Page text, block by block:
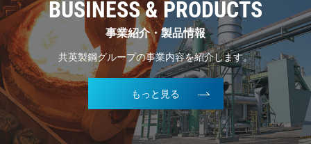
BUSINESS & PRODUCTS
事業紹介・製品情報
共英製鋼グループの事業内容を紹介します。
もっと見る